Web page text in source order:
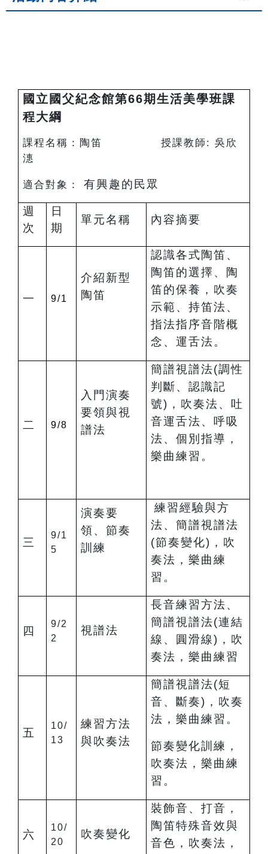
國立國父紀念館第66期生活美學班課
程大綱
課程名稱：陶笛 授課教師: 吳欣
潓
適合對象： 有興趣的民眾
週
次
日
期
單元名稱 內容摘要
一 9/1
介紹新型
陶笛
認識各式陶笛、
陶笛的選擇、陶
笛的保養，吹奏
示範、持笛法、
指法指序音階概
念、運舌法。
二 9/8
入門演奏
要領與視
譜法
簡譜視譜法(調性
判斷、認識記
號)，吹奏法、吐
音運舌法、呼吸
法、個別指導，
樂曲練習。
三
9/1
5
演奏要
領、節奏
訓練
練習經驗與方
法、簡譜視譜法
(節奏變化)，吹
奏法，樂曲練
習。
四
9/2
2
視譜法
長音練習方法、
簡譜視譜法(連結
線、圓滑線)，吹
奏法，樂曲練習
五
10/
13
練習方法
與吹奏法
簡譜視譜法(短
音、斷奏)，吹奏
法，樂曲練習。
節奏變化訓練，
吹奏法，樂曲練
習。
六
10/
20
吹奏變化
裝飾音、打音，
陶笛特殊音效與
音色，吹奏法，